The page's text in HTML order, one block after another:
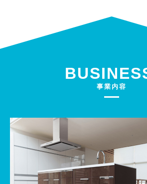
2025年版 給湯器トラブル【確認】
ロフトシステムズ 吸収合併のお知らせ
株式会社エコスマイルとの業務提携開始
2025/08/20
株式会社ガイアとの業務提携開始に関す
2025/07/22
夏期休業のご案内
事業内容